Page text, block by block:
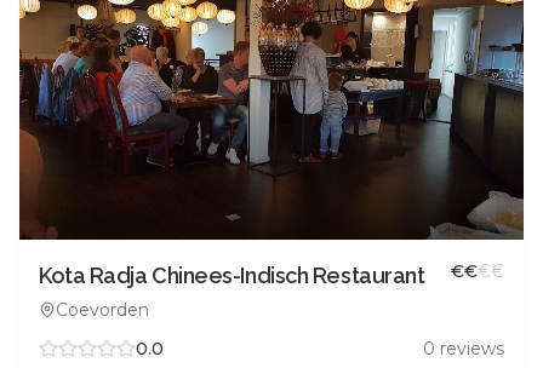
Kota Radja Chinees-Indisch Restaurant
Coevorden
€€€€
0.0 0 reviews